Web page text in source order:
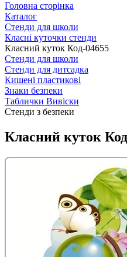
Головна сторінка
Каталог
Стенди для школи
Класні куточки стенди
Класний куток Код-04655
Стенди для школи
Стенди для дитсадка
Кишені пластикові
Знаки безпеки
Таблички Вивіски
Стенди з безпеки
Класний куток